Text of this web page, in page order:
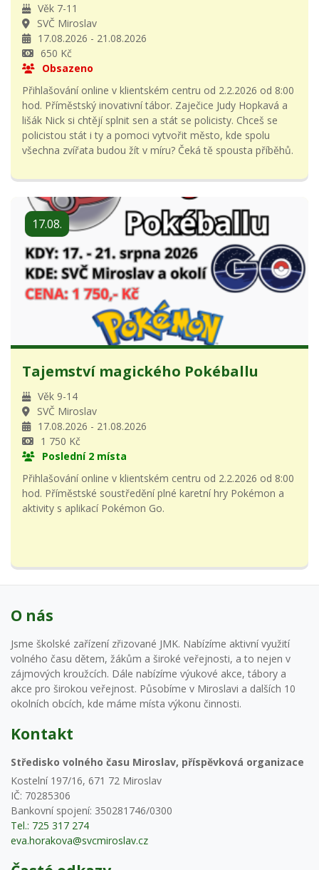
Věk 7-11
SVČ Miroslav
17.08.2026 - 21.08.2026
650 Kč
Obsazeno
Přihlašování online v klientském centru od 2.2.2026 od 8:00
hod. Příměstský inovativní tábor. Zaječice Judy Hopkavá a
lišák Nick si chtějí splnit sen a stát se policisty. Chceš se
policistou stát i ty a pomoci vytvořit město, kde spolu
všechna zvířata budou žít v míru? Čeká tě spousta příběhů.
17.08.
Tajemství magického Pokéballu
Věk 9-14
SVČ Miroslav
17.08.2026 - 21.08.2026
1 750 Kč
Poslední 2 místa
Přihlašování online v klientském centru od 2.2.2026 od 8:00
hod. Příměstské soustředění plné karetní hry Pokémon a
aktivity s aplikací Pokémon Go.
O nás
Jsme školské zařízení zřizované JMK. Nabízíme aktivní využití
volného času dětem, žákům a široké veřejnosti, a to nejen v
zájmových kroužcích. Dále nabízíme výukové akce, tábory a
akce pro širokou veřejnost. Působíme v Miroslavi a dalších 10
okolních obcích, kde máme místa výkonu činnosti.
Kontakt
Středisko volného času Miroslav, příspěvková organizace
Kostelní 197/16, 671 72 Miroslav
IČ: 70285306
Bankovní spojení: 350281746/0300
Tel.: 725 317 274
eva.horakova@svcmiroslav.cz